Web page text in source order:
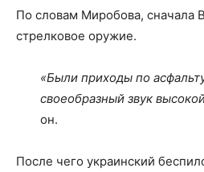
По словам Миробова, сначала
стрелковое оружие.
«Были приходы по
своеобразный звук
он.
После чего украинский